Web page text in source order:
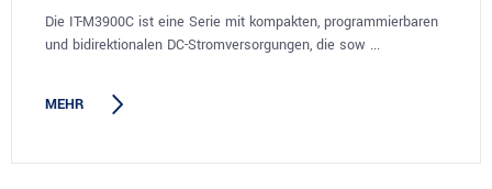
Die IT-M3900C ist eine Serie mit kompakten, programmierbaren
und bidirektionalen DC-Stromversorgungen, die sow ...
MEHR